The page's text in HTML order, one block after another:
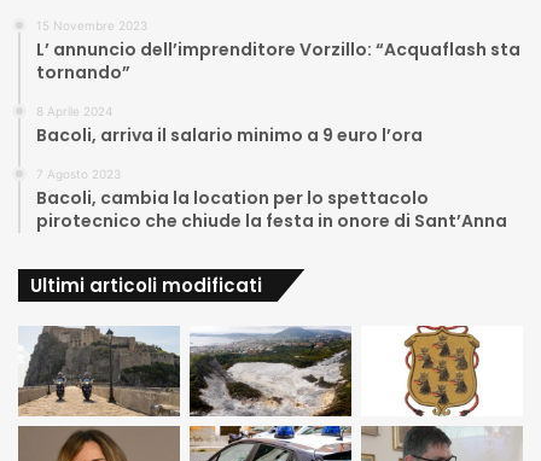
15 Novembre 2023
L’ annuncio dell’imprenditore Vorzillo: “Acquaflash sta
tornando”
8 Aprile 2024
Bacoli, arriva il salario minimo a 9 euro l’ora
7 Agosto 2023
Bacoli, cambia la location per lo spettacolo
pirotecnico che chiude la festa in onore di Sant’Anna
Ultimi articoli modificati